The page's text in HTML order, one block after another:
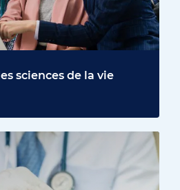
sciences de la vie